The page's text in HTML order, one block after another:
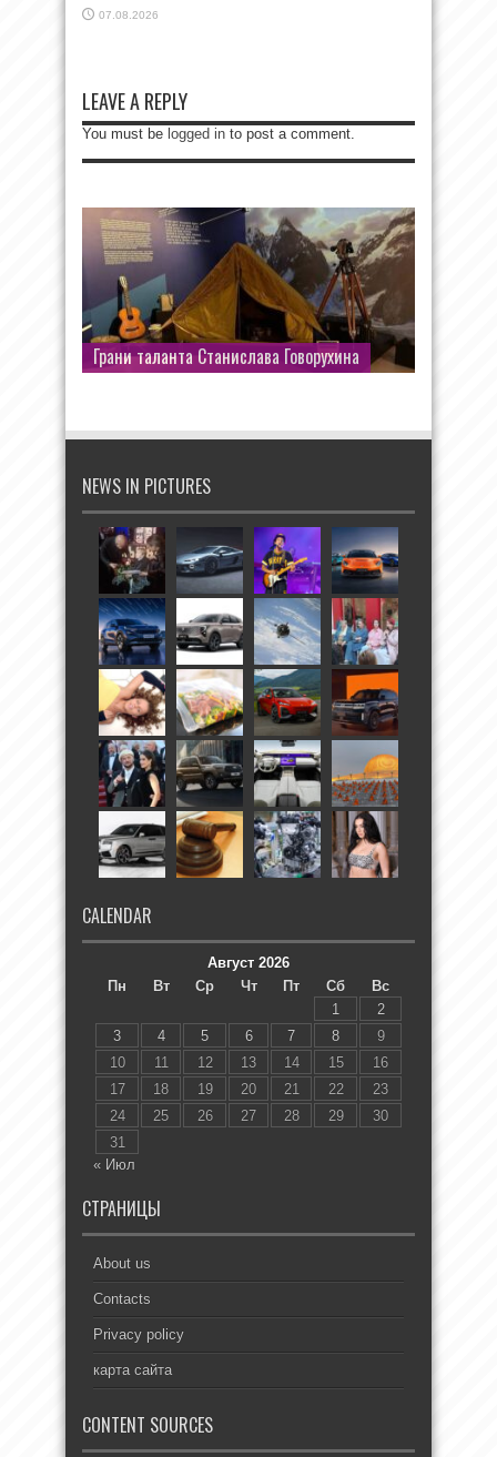
07.08.2026
LEAVE A REPLY
You must be logged in to post a comment.
Грани таланта Станислава Говорухина
NEWS IN PICTURES
CALENDAR
Август 2026
Пн
Вт Ср Чт Пт Сб
Вс
1
2
3
4 5 6 7 8
9
10
11 12 13 14 15
16
17
18 19 20 21 22
23
24
25 26 27 28 29
30
31
« Июл
СТРАНИЦЫ
About us
Contacts
Privacy policy
карта сайта
CONTENT SOURCES